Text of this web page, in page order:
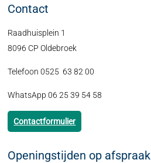
Contact
Raadhuisplein 1
8096 CP Oldebroek
Telefoon 0525 63 82 00
WhatsApp 06 25 39 54 58
Contactformulier
Openingstijden op afspraak